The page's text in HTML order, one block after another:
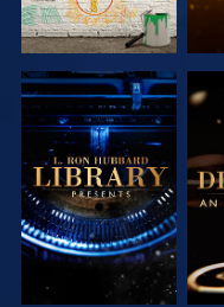
UTFORSKA
SERIEN